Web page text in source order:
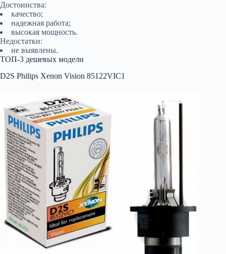
Достоинства:
качество;
надежная работа;
высокая мощность.
Недостатки:
не выявлены.
ТОП-3 дешевых модели
D2S Philips Xenon Vision 85122VIC1